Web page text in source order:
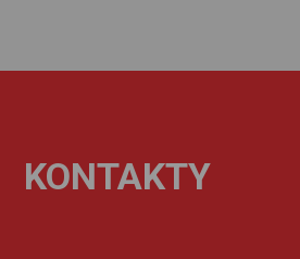
KONTAKTY